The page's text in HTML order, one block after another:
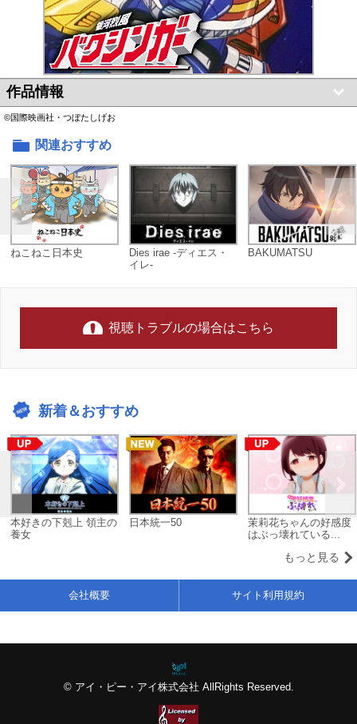
作品情報
©国際映画社・つぼたしげお
関連おすすめ
ねこねこ日本史
Dies irae -ディエス・
イレ-
BAKUMATSU
視聴トラブルの場合はこちら
新着＆おすすめ
本好きの下剋上 領主の
養女
日本統一50
茉莉花ちゃんの好感度
はぶっ壊れている...
もっと見る
© アイ・ピー・アイ株式会社 AllRights Reserved.
会社概要 サイト利用規約